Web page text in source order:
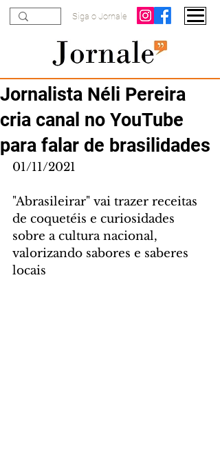
Siga o Jornale
Jornalista Néli Pereira
cria canal no YouTube
para falar de brasilidades
01/11/2021
"Abrasileirar" vai trazer receitas
de coquetéis e curiosidades
sobre a cultura nacional,
valorizando sabores e saberes
locais